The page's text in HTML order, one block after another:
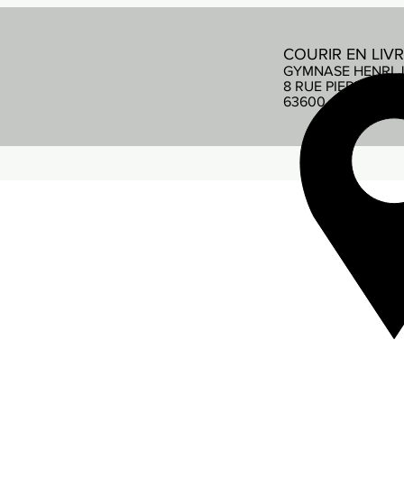
COURIR EN
GYMNASE HENRI
8 RUE PIERRE DE
63600 AMBERT